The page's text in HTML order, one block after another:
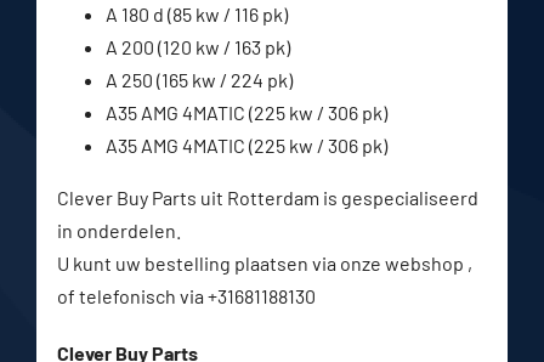
A 180 d (85 kw / 116 pk)
A 200 (120 kw / 163 pk)
A 250 (165 kw / 224 pk)
A35 AMG 4MATIC (225 kw / 306 pk)
A35 AMG 4MATIC (225 kw / 306 pk)
Clever Buy Parts uit Rotterdam is gespecialiseerd
in onderdelen.
U kunt uw bestelling plaatsen via onze webshop ,
of telefonisch via +31681188130
Clever Buy Parts